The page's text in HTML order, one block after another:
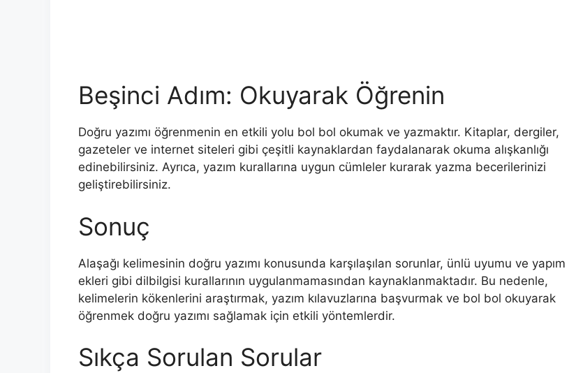
Beşinci Adım: Okuyarak Öğrenin
Doğru yazımı öğrenmenin en etkili yolu bol bol okumak ve yazmaktır. Kitaplar, dergiler,
gazeteler ve internet siteleri gibi çeşitli kaynaklardan faydalanarak okuma alışkanlığı
edinebilirsiniz. Ayrıca, yazım kurallarına uygun cümleler kurarak yazma becerilerinizi
geliştirebilirsiniz.
Sonuç
Alaşağı kelimesinin doğru yazımı konusunda karşılaşılan sorunlar, ünlü uyumu ve yapım
ekleri gibi dilbilgisi kurallarının uygulanmamasından kaynaklanmaktadır. Bu nedenle,
kelimelerin kökenlerini araştırmak, yazım kılavuzlarına başvurmak ve bol bol okuyarak
öğrenmek doğru yazımı sağlamak için etkili yöntemlerdir.
Sıkça Sorulan Sorular